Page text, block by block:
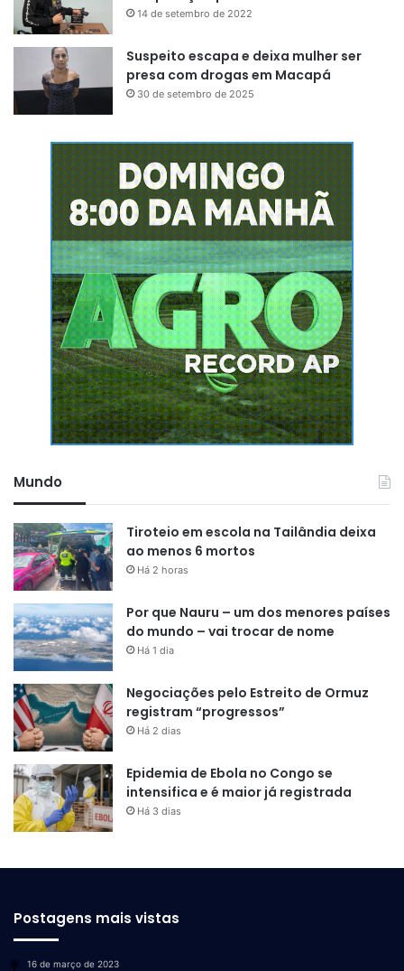
14 de setembro de 2022
Suspeito escapa e deixa mulher ser
presa com drogas em Macapá
30 de setembro de 2025
Mundo
Tiroteio em escola na Tailândia deixa
ao menos 6 mortos
Há 2 horas
Por que Nauru – um dos menores países
do mundo – vai trocar de nome
Há 1 dia
Negociações pelo Estreito de Ormuz
registram “progressos”
Há 2 dias
Epidemia de Ebola no Congo se
intensifica e é maior já registrada
Há 3 dias
Postagens mais vistas
16 de março de 2023